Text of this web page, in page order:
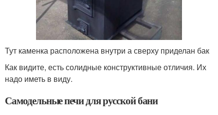
Тут каменка расположена внутри а сверху приделан бак
Как видите, есть солидные конструктивные отличия. Их
надо иметь в виду.
Самодельные печи для русской бани